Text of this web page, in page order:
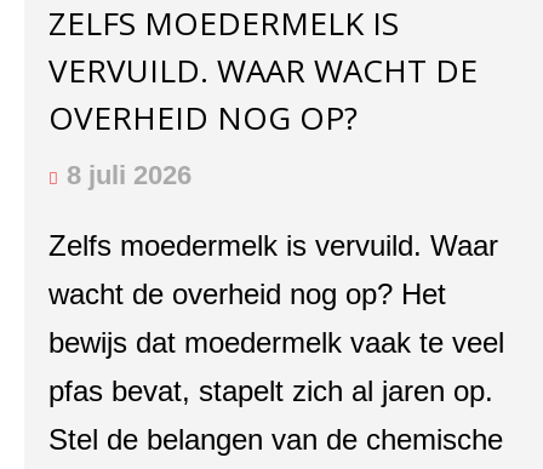
DOWNLOADS
PODCASTS
AGENDA
ZELFS MOEDERMELK IS
VERVUILD. WAAR WACHT DE
OVERHEID NOG OP?
8 juli 2026
Zelfs moedermelk is vervuild. Waar
wacht de overheid nog op? Het
bewijs dat moedermelk vaak te veel
pfas bevat, stapelt zich al jaren op.
Stel de belangen van de chemische